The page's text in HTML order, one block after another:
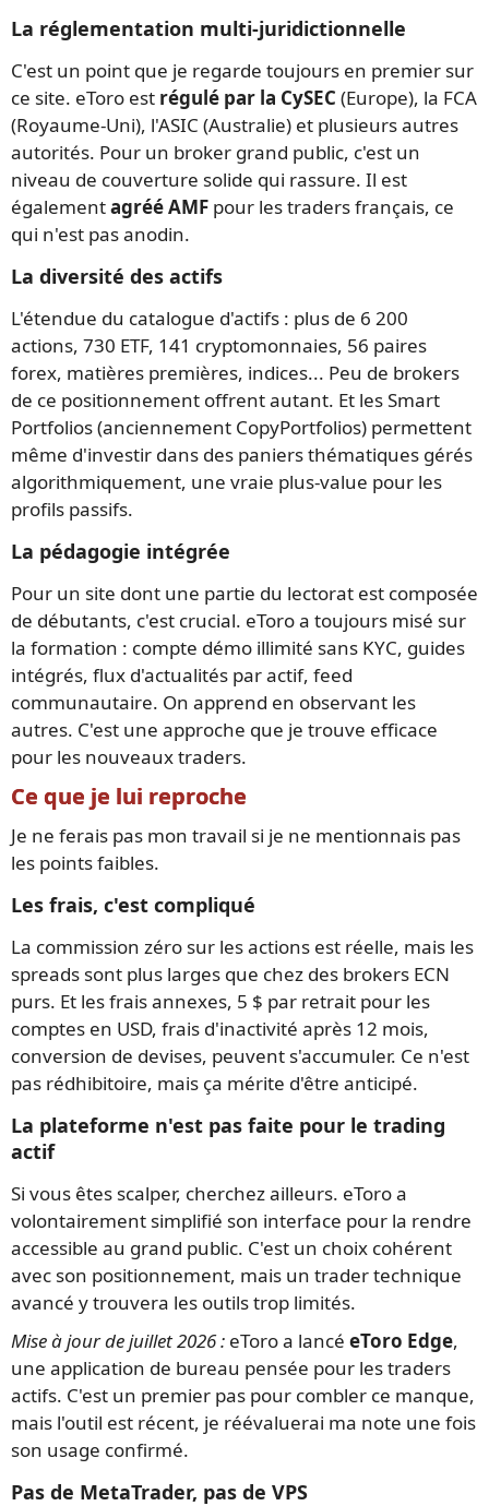
La réglementation multi-juridictionnelle
C'est un point que je regarde toujours en premier sur
ce site. eToro est régulé par la CySEC (Europe), la FCA
(Royaume-Uni), l'ASIC (Australie) et plusieurs autres
autorités. Pour un broker grand public, c'est un
niveau de couverture solide qui rassure. Il est
égalementagréé AMF pour les traders français, ce
qui n'est pas anodin.
La diversité des actifs
L'étendue du catalogue d'actifs : plus de 6 200
actions, 730 ETF, 141 cryptomonnaies, 56 paires
forex, matières premières, indices... Peu de brokers
de ce positionnement offrent autant. Et les Smart
Portfolios (anciennement CopyPortfolios) permettent
même d'investir dans des paniers thématiques gérés
algorithmiquement, une vraie plus-value pour les
profils passifs.
La pédagogie intégrée
Pour un site dont une partie du lectorat est composée
de débutants, c'est crucial. eToro a toujours misé sur
la formation : compte démo illimité sans KYC, guides
intégrés, flux d'actualités par actif, feed
communautaire. On apprend en observant les
autres. C'est une approche que je trouve efficace
pour les nouveaux traders.
Ce que je lui reproche
Je ne ferais pas mon travail si je ne mentionnais pas
les points faibles.
Les frais, c'est compliqué
La commission zéro sur les actions est réelle, mais les
spreads sont plus larges que chez des brokers ECN
purs. Et les frais annexes, 5 $ par retrait pour les
comptes en USD, frais d'inactivité après 12 mois,
conversion de devises, peuvent s'accumuler. Ce n'est
pas rédhibitoire, mais ça mérite d'être anticipé.
La plateforme n'est pas faite pour le trading
actif
Si vous êtes scalper, cherchez ailleurs. eToro a
volontairement simplifié son interface pour la rendre
accessible au grand public. C'est un choix cohérent
avec son positionnement, mais un trader technique
avancé y trouvera les outils trop limités.
Mise à jour de juillet 2026 : eToro a lancé eToro Edge,
une application de bureau pensée pour les traders
actifs. C'est un premier pas pour combler ce manque,
mais l'outil est récent, je réévaluerai ma note une fois
son usage confirmé.
Pas de MetaTrader, pas de VPS